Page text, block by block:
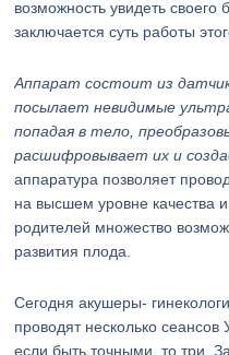
возможность увидеть
заключается суть работы
Аппарат состоит из
посылает невидимые
попадая в тело,
расшифровывает их и
аппаратура позволяет
на высшем уровне качества
родителей множество
развития плода.
Сегодня акушеры-
проводят несколько
если быть точными, то три.